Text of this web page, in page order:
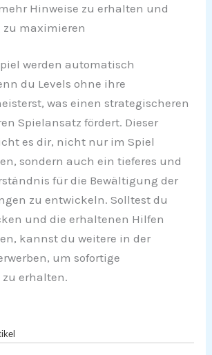
Hinweise zu erhalten und
zu maximieren
werden automatisch
du Levels ohne ihre
was einen strategischeren
Spielansatz fördert. Dieser
es dir, nicht nur im Spiel
sondern auch ein tieferes und
für die Bewältigung der
zu entwickeln. Solltest du
und die erhaltenen Hilfen
kannst du weitere in der
um sofortige
erhalten.